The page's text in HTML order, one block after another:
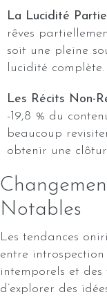
La Lucidité
rêves
soit une pleine
lucidité complète.
Les Récits Non-
-19,8 % du
beaucoup
obtenir une
Notables
Les tendances
entre
intemporels et
d’explorer des